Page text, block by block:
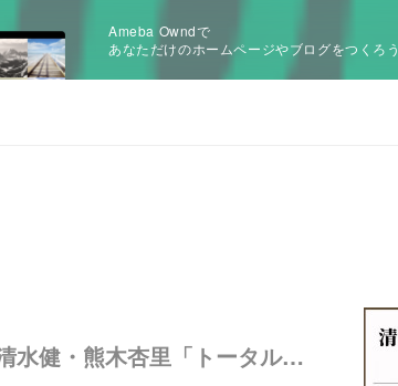
Ameba Owndで
あなただけのホームページやブログをつくろう
2024年2月3日（土）清水健・熊木杏里「トータル＆コンサート」第二弾開催決定！